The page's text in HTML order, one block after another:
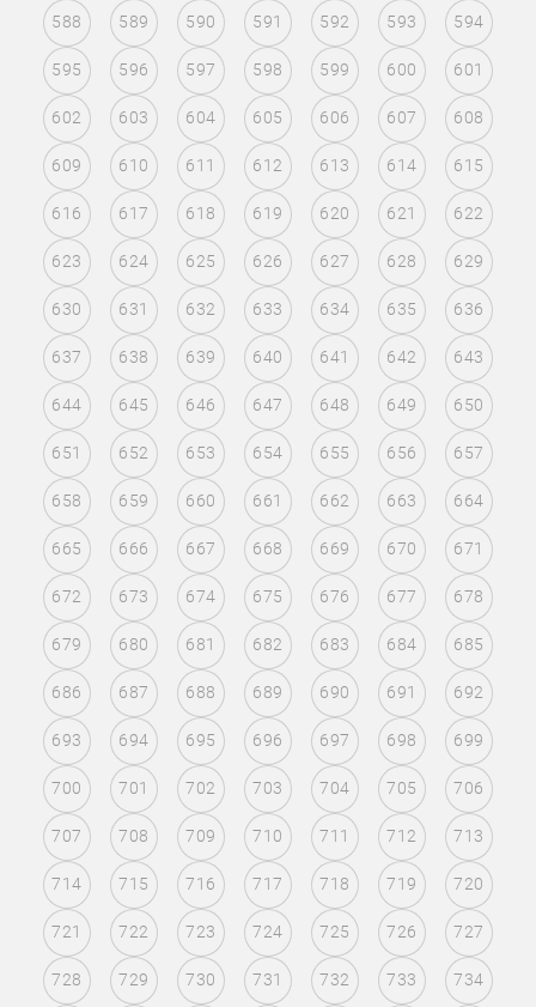
588 589 590 591 592 593 594
595 596 597 598 599 600 601
602 603 604 605 606 607 608
609 610 611 612 613 614 615
616 617 618 619 620 621 622
623 624 625 626 627 628 629
630 631 632 633 634 635 636
637 638 639 640 641 642 643
644 645 646 647 648 649 650
651 652 653 654 655 656 657
658 659 660 661 662 663 664
665 666 667 668 669 670 671
672 673 674 675 676 677 678
679 680 681 682 683 684 685
686 687 688 689 690 691 692
693 694 695 696 697 698 699
700 701 702 703 704 705 706
707 708 709 710 711 712 713
714 715 716 717 718 719 720
721 722 723 724 725 726 727
728 729 730 731 732 733 734